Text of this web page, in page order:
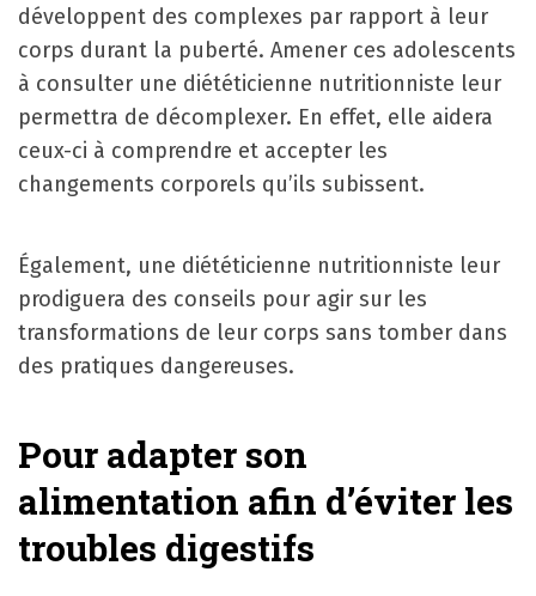
développent des complexes par rapport à leur
corps durant la puberté. Amener ces adolescents
à consulter une diététicienne nutritionniste leur
permettra de décomplexer. En effet, elle aidera
ceux-ci à comprendre et accepter les
changements corporels qu’ils subissent.
Également, une diététicienne nutritionniste leur
prodiguera des conseils pour agir sur les
transformations de leur corps sans tomber dans
des pratiques dangereuses.
Pour adapter son
alimentation afin d’éviter les
troubles digestifs